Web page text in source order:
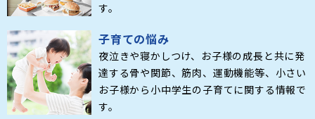
す。
子育ての悩み
夜泣きや寝かしつけ、お子様の成長と共に発
達する骨や関節、筋肉、運動機能等、小さい
お子様から小中学生の子育てに関する情報で
す。